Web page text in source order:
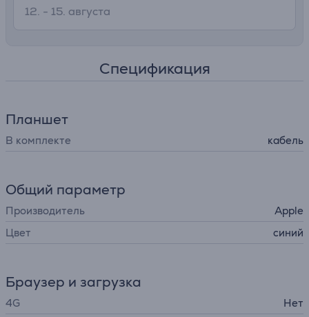
12. - 15. августа
Спецификация
Планшет
В комплекте кабель
Общий параметр
Производитель
Apple
Цвет
синий
Браузер и загрузка
4G
Нет